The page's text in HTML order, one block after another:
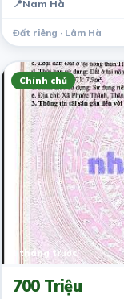
📍Nam Hà
Đất riêng · Lâm Hà
Chính chủ
1 tháng trước
700 Triệu